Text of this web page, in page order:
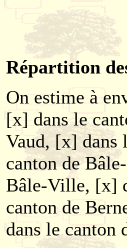
Répartition
On estime à
[x] dans le
Vaud, [x] dans
canton de
Bâle-Ville, [x]
canton de
dans le canton